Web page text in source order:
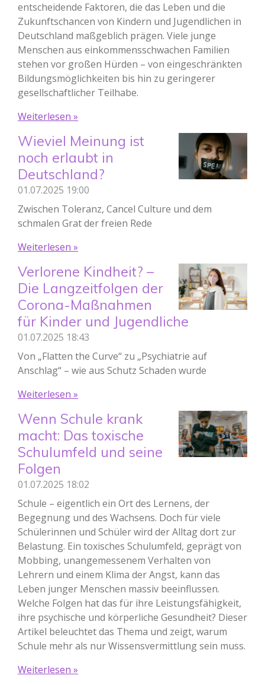
entscheidende Faktoren, die das Leben und die
Zukunftschancen von Kindern und Jugendlichen in
Deutschland maßgeblich prägen. Viele junge
Menschen aus einkommensschwachen Familien
stehen vor großen Hürden – von eingeschränkten
Bildungsmöglichkeiten bis hin zu geringerer
gesellschaftlicher Teilhabe.
Weiterlesen »
Wieviel Meinung ist
noch erlaubt in
Deutschland?
01.07.2025 19:00
Zwischen Toleranz, Cancel Culture und dem
schmalen Grat der freien Rede
Weiterlesen »
Verlorene Kindheit? –
Die Langzeitfolgen der
Corona-Maßnahmen
für Kinder und Jugendliche
01.07.2025 18:43
Von „Flatten the Curve“ zu „Psychiatrie auf
Anschlag“ – wie aus Schutz Schaden wurde
Weiterlesen »
Wenn Schule krank
macht: Das toxische
Schulumfeld und seine
Folgen
01.07.2025 18:02
Schule – eigentlich ein Ort des Lernens, der
Begegnung und des Wachsens. Doch für viele
Schülerinnen und Schüler wird der Alltag dort zur
Belastung. Ein toxisches Schulumfeld, geprägt von
Mobbing, unangemessenem Verhalten von
Lehrern und einem Klima der Angst, kann das
Leben junger Menschen massiv beeinflussen.
Welche Folgen hat das für ihre Leistungsfähigkeit,
ihre psychische und körperliche Gesundheit? Dieser
Artikel beleuchtet das Thema und zeigt, warum
Schule mehr als nur Wissensvermittlung sein muss.
Weiterlesen »